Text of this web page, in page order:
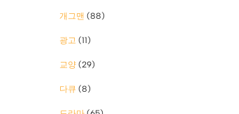
개그맨 (88)
광고 (11)
교양 (29)
다큐 (8)